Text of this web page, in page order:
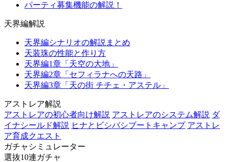
パーティ募集機能の解説！
天界編解説
天界編シナリオの解説まとめ
天装珠の性能と作り方
天界編1章「天空の大地」
天界編2章「セフィラナへの天路」
天界編3章「天の街 チチェ・アステル」
アストレア解説
アストレアの初心者向け解説 アストレアのシステム解説 ダ
イナシールド解説 ヒナとビシバシブートキャンプ アストレ
ア育成クエスト
ガチャシミュレーター
選抜10連ガチャ